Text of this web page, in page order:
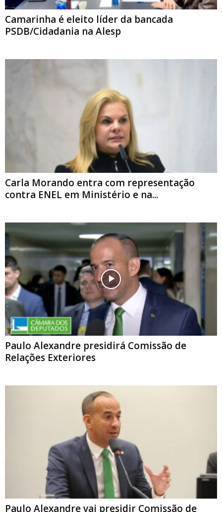
Camarinha é eleito líder da bancada
PSDB/Cidadania na Alesp
Carla Morando entra com representação
contra ENEL em Ministério e na...
Paulo Alexandre presidirá Comissão de
Relações Exteriores
Paulo Alexandre vai presidir Comissão de